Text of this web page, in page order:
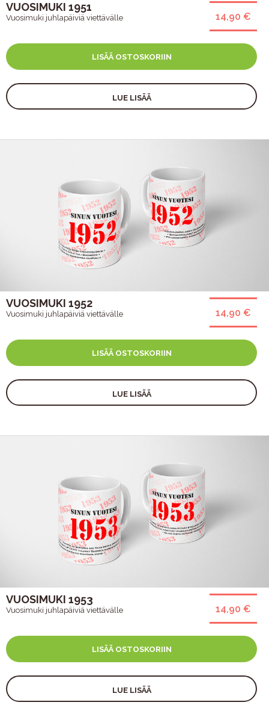
14,90 €
VUOSIMUKI 1951
Vuosimuki juhlapäiviä viettävälle
LISÄÄ OSTOSKORIIN
LUE LISÄÄ
14,90 €
VUOSIMUKI 1952
Vuosimuki juhlapäiviä viettävälle
LISÄÄ OSTOSKORIIN
LUE LISÄÄ
14,90 €
VUOSIMUKI 1953
Vuosimuki juhlapäiviä viettävälle
LISÄÄ OSTOSKORIIN
LUE LISÄÄ